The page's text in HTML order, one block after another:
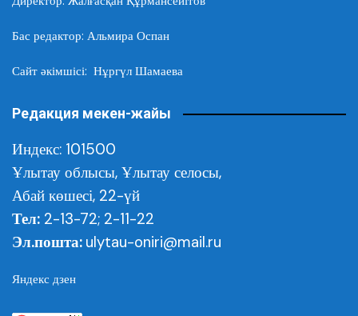
Бас редактор: Альмира Оспан
Сайт әкімшісі: Нұргүл Шамаева
Редакция мекен-жайы
Индекс: 101500
Ұлытау облысы, Ұлытау селосы,
Абай көшесі, 22-үй
Тел: 2-13-72; 2-11-22
Эл.пошта: ulytau-oniri@mail.ru
Яндекс дзен